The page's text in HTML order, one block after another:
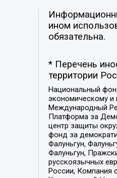
ином
обязательна.
* Перечень
территории
Национальный
экономическому и
Международный
Платформа за
центр защиты
фонд за
Фалуньгун,
Фалуньгун,
русскоязычных
России, Компания